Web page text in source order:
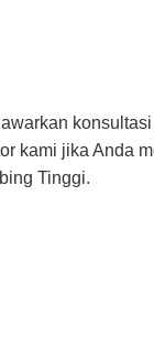
kami jika Anda
Tinggi.